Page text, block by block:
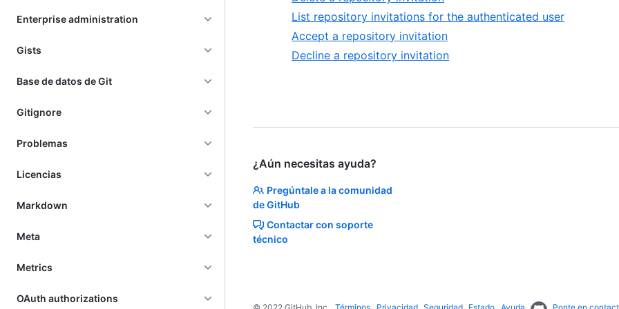
Enterprise administration
Gists
Base de datos de Git
Gitignore
Problemas
Licencias
Markdown
Meta
Metrics
OAuth authorizations
List repository invitations for the authenticated user
Accept a repository invitation
Decline a repository invitation
¿Aún necesitas ayuda?
Pregúntale a la comunidad
de GitHub
Contactar con soporte
técnico